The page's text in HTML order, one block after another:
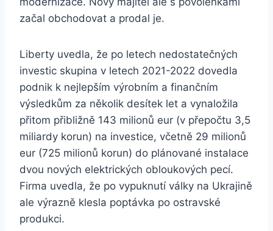
začal obchodovat a prodal je.
Liberty uvedla, že po letech nedostatečných
investic skupina v letech 2021-2022 dovedla
podnik k nejlepším výrobním a finančním
výsledkům za několik desítek let a vynaložila
přitom přibližně 143 milionů eur (v přepočtu 3,5
miliardy korun) na investice, včetně 29 milionů
eur (725 milionů korun) do plánované instalace
dvou nových elektrických obloukových pecí.
Firma uvedla, že po vypuknutí války na Ukrajině
ale výrazně klesla poptávka po ostravské
produkci.